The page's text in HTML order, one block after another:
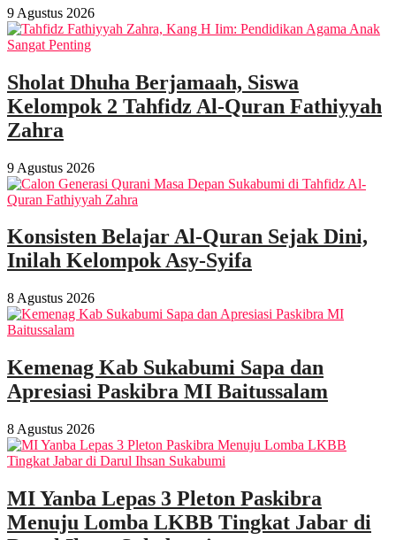
9 Agustus 2026
Sholat Dhuha Berjamaah, Siswa
Kelompok 2 Tahfidz Al-Quran Fathiyyah
Zahra
9 Agustus 2026
Konsisten Belajar Al-Quran Sejak Dini,
Inilah Kelompok Asy-Syifa
8 Agustus 2026
Kemenag Kab Sukabumi Sapa dan
Apresiasi Paskibra MI Baitussalam
8 Agustus 2026
MI Yanba Lepas 3 Pleton Paskibra
Menuju Lomba LKBB Tingkat Jabar di